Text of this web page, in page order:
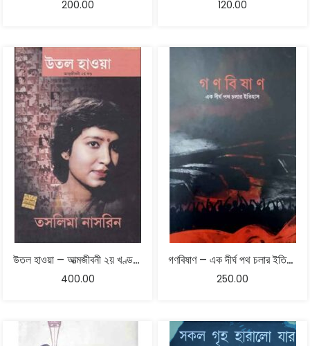
200.00 120.00
উতল হাওয়া – আত্মজীবনী ২য় খণ্ড | তসলিমা নাসরিন
400.00
গণবিষাণ – এক দীর্ঘ পথ চলার ইতিহাস
250.00